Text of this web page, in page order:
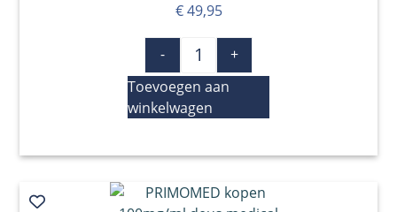
€49,95
-
+
Toevoegen aan
winkelwagen